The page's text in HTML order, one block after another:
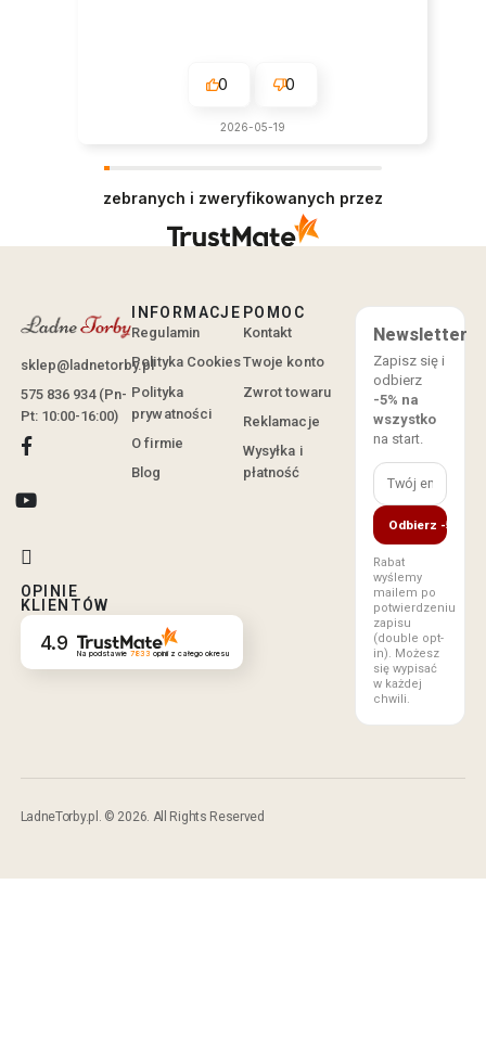
0 0
2026-05-19
zebranych i zweryfikowanych przez
sklep@ladnetorby.pl
575 836 934 (Pn-
Pt: 10:00-16:00)
OPINIE
KLIENTÓW
4.9 Na podstawie 7833 opinii z całego okresu
INFORMACJE
Regulamin
Polityka Cookies
Polityka
prywatności
O firmie
Blog
POMOC
Kontakt
Twoje konto
Zwrot towaru
Reklamacje
Wysyłka i
płatność
Newsletter
Zapisz się i
odbierz
-5% na
wszystko
na start.
Odbierz -5%
Rabat
wyślemy
mailem po
potwierdzeniu
zapisu
(double opt-
in). Możesz
się wypisać
w każdej
chwili.
LadneTorby.pl. © 2026. All Rights Reserved